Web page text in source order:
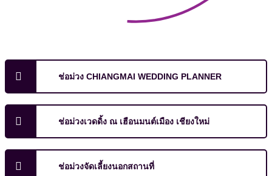
ช่อม่วง CHIANGMAI WEDDING PLANNER
ช่อม่วงเวดดิ้ง ณ เฮือนมนต์เมือง เชียงใหม่
ช่อม่วงจัดเลี้ยงนอกสถานที่